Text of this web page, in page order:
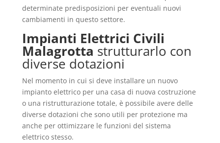
determinate predisposizioni per eventuali nuovi
cambiamenti in questo settore.
Impianti Elettrici Civili
Malagrotta strutturarlo con
diverse dotazioni
Nel momento in cui si deve installare un nuovo
impianto elettrico per una casa di nuova costruzione
o una ristrutturazione totale, è possibile avere delle
diverse dotazioni che sono utili per protezione ma
anche per ottimizzare le funzioni del sistema
elettrico stesso.